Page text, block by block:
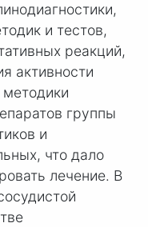
и тестов,
реакций,
активности
группы
и
что дало
лечение. В